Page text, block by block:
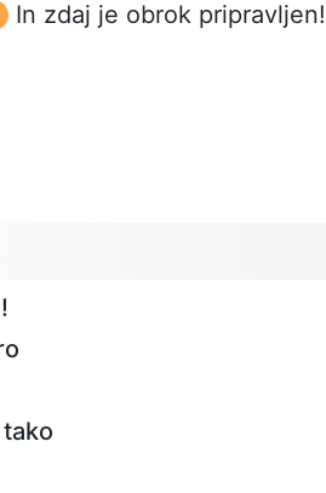
In zdaj je obrok pripravljen!